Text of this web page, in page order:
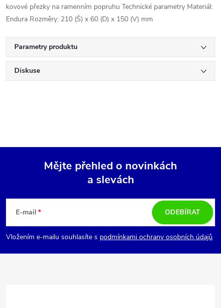
kovové přezky na ramenním popruhu Technické parametry Materiál:
Endura Rozměry: 210 (Š) x 60 (D) x 150 (V) mm
Parametry produktu
Diskuse
p
a
Mějte přehled o novinkách
a slevách
E-mail
Vložením e-mailu souhlasíte s podmínkami ochrany osobních údajů
ODEBÍRAT